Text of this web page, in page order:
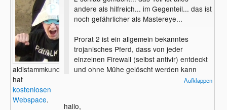
aldistammkunde
hat
kostenlosen
Webspace.
andere als hilfreich... im Gegenteil... das ist
noch gefährlicher als Mastereye...
Prorat 2 ist ein allgemein bekanntes
trojanisches Pferd, dass von jeder
einzelnen Firewall (selbst antivir) entdeckt
und ohne Mühe gelöscht werden kann
Aufklappen
hallo,